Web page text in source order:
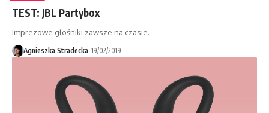
TEST: JBL Partybox
Imprezowe głośniki zawsze na czasie.
Agnieszka Stradecka 19/02/2019